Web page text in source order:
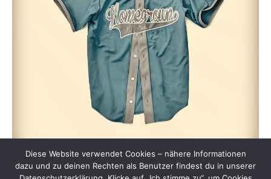
Diese Website verwendet Cookies – nähere Informationen
dazu und zu deinen Rechten als Benutzer findest du in unserer